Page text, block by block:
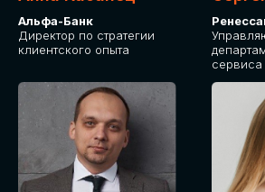
Альфа-Банк
Директор по стратегии
клиентского опыта
сервиса